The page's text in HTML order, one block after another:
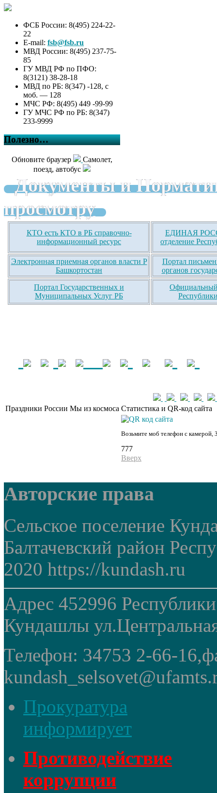
ФСБ России: 8(495) 224-22-
22
E-mail: fsb@fsb.ru
МВД России: 8(495) 237-75-
85
ГУ МВД РФ по ПФО:
8(3121) 38-28-18
МВД по РБ: 8(347) -128, с
моб. — 128
МЧС РФ: 8(495) 449 -99-99
ГУ МЧС РФ по РБ: 8(347)
233-9999
Полезно…
Обновите браузер
Самолет,
поезд, автобус
Документы и
просмотру
КТО есть КТО в РБ справочно-
информационный ресурс
ЕДИНАЯ
отделение
Электронная приемная органов власти Р
Башкортостан
Портал
органов
Портал Государственных и
Муниципальных Услуг РБ
Официальный
Праздники России Мы из космоса Статистика и QR-код сайта
Возьмите моб телефон с камерой,
777
Вверх
Авторские права
Сельское поселение
Балтачевский район
2020 https://kundash.ru
Адрес 452996
Кундашлы
Телефон: 34753 2-66-
Прокуратура
информирует
Противодействие
коррупции